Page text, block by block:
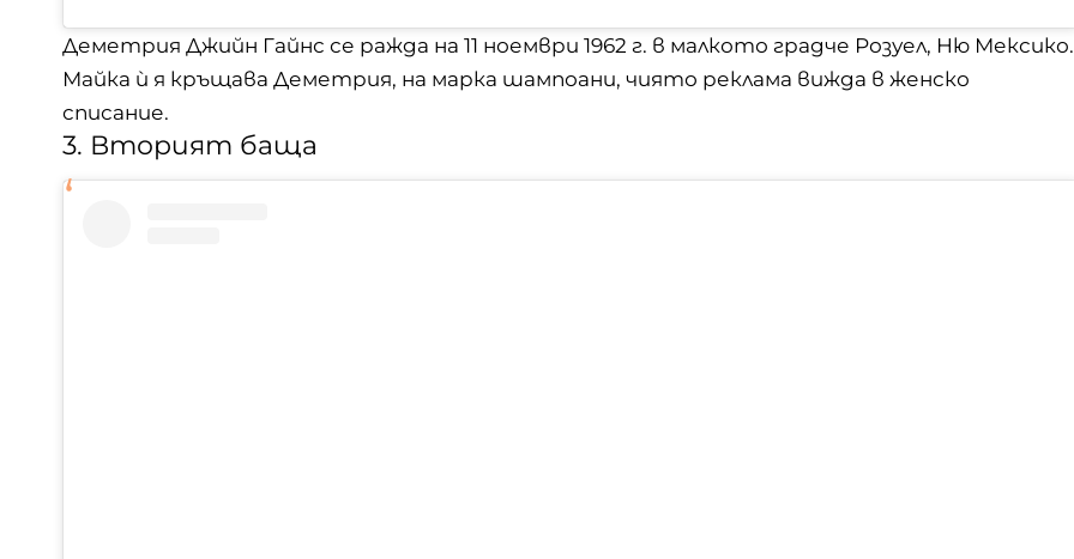
Деметрия Джийн Гайнс се ражда на 11 ноември 1962 г. в малкото градче Розуел, Ню Мексико.
Майка ѝ я кръщава Деметрия, на марка шампоани, чиято реклама вижда в женско
списание.
3. Вторият баща